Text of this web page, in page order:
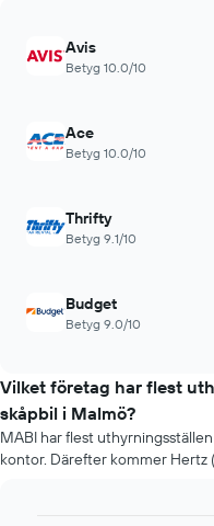
Avis
Betyg 10.0/10
Ace
Betyg 10.0/10
Thrifty
Betyg 9.1/10
Budget
Betyg 9.0/10
Vilket företag har flest
skåpbil i Malmö?
MABI har flest
kontor. Därefter kommer Hertz